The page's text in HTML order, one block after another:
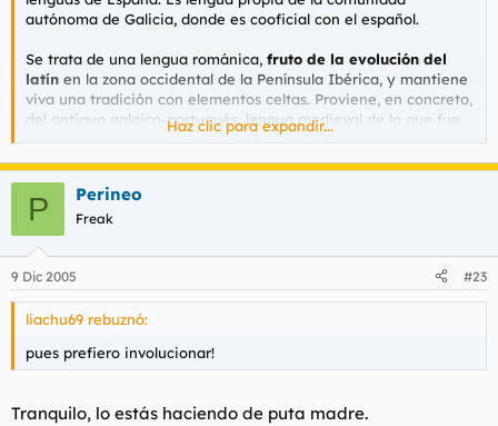
autónoma de Galicia, donde es cooficial con el español.
Se trata de una lengua románica, fruto de la evolución del
latín en la zona occidental de la Península Ibérica, y mantiene
viva una tradición con elementos celtas. Proviene, en concreto,
del antiguo galaico-portugués, lengua medieval de la que fue
provincia romana de Gallaecia, que comprendía el territorio de
la Galicia actual, el norte del actual Portugal, Asturias, la actual
provincia de León y parte de la Zamora.
Haz clic para expandir...
P Perineo
Freak
9 Dic 2005 #23
liachu69 rebuznó:
pues prefiero involucionar!
Tranquilo, lo estás haciendo de puta madre.